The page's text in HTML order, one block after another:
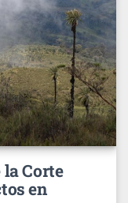
Corte
en